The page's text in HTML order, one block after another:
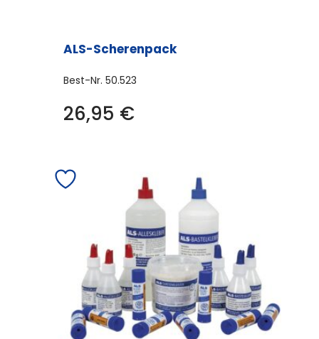
ALS-Scherenpack
Best-Nr. 50.523
26,95 €